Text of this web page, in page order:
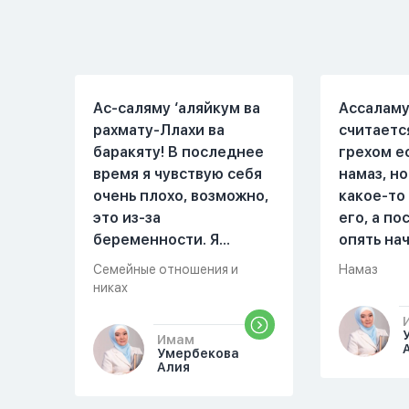
Ас-саляму ‘аляйкум ва
рахмату-Ллахи ва
баракяту! В последнее
время я чувствую себя
очень плохо, возможно,
это из-за
беременности. Я
разбудила мужа и
рассказала ему, что со
происходит,он потом
обратно ложился спать
это было около
Семейные отношения и
никах
Имам
Умербекова
Алия
грехом
намаз,
какое-
его, а
опять
можете
Намаз